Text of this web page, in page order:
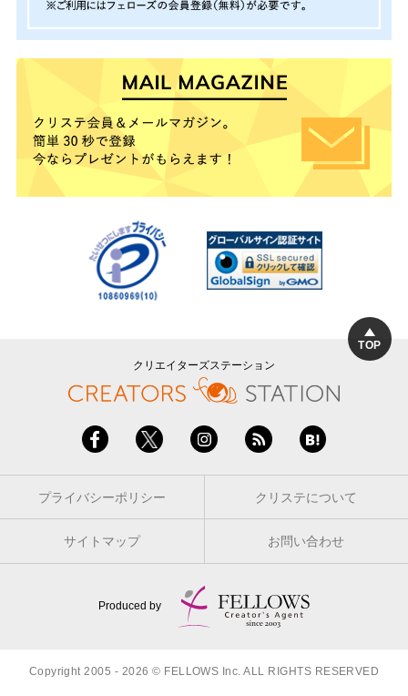
TOP
クリエイターズステーション
プライバシーポリシー クリステについて
サイトマップ お問い合わせ
Produced by
Copyright 2005 - 2026 © FELLOWS Inc. ALL RIGHTS RESERVED